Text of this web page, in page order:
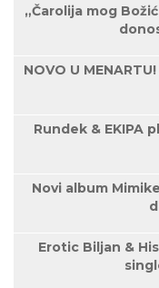
„Čarolija mog
NOVO U
Rundek & EKIPA
Novi album
Erotic Biljan &